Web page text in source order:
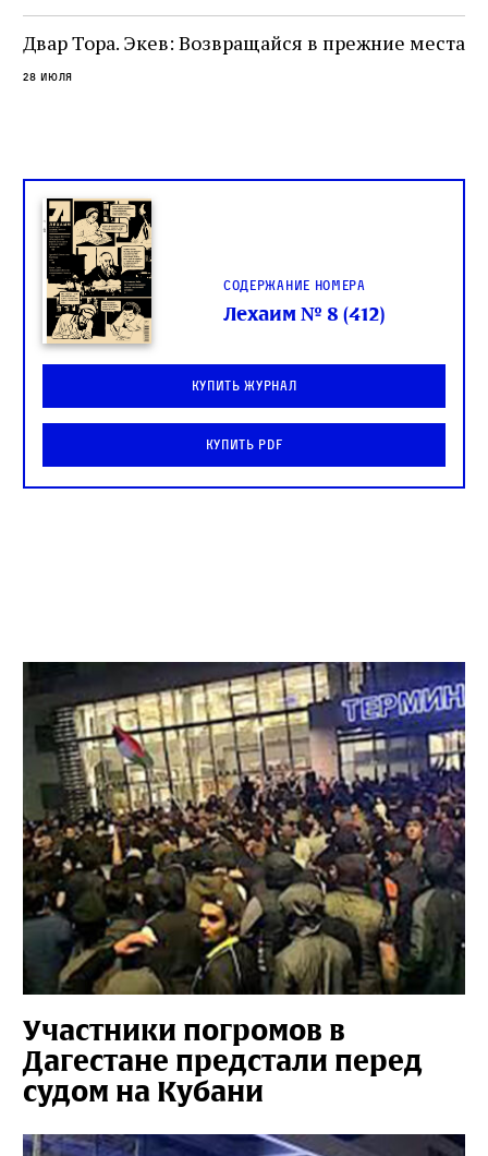
целой общины и стало частью многовекового
спора о том, кому принадлежит последнее
слово в переводе Библии
Двар Тора. Экев: Возвращайся в прежние места
28 июля
Содержание номера
Лехаим № 8 (412)
Купить журнал
Купить PDF
Участники погромов в
Дагестане предстали перед
судом на Кубани